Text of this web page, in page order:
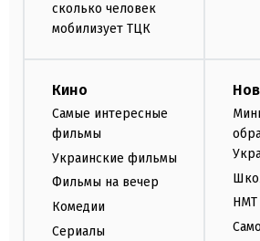
сколько человек
мобилизует ТЦК
Кино
Самые интересные
фильмы
Украинские фильмы
Фильмы на вечер
Комедии
Сериалы
НМТ